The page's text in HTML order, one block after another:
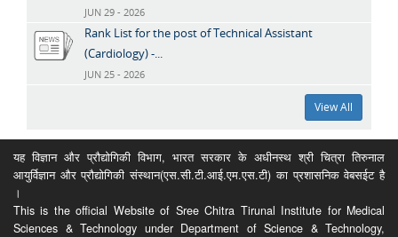
JUN 29 - 2026
Rank List for the post of Technical Assistant
(Cardiology) -...
JUN 25 - 2026
View All
यह विज्ञान और प्रौद्योगिकी विभाग, भारत सरकार के अधीनस्थ श्री चित्रा तिरुनाल
आयुर्विज्ञान और प्रौद्योगिकी संस्थान(एस.सी.टी.आई.एम.एस.टी) का प्रशासनिक वेबसईट है
।
This is the official Website of Sree Chitra Tirunal Institute for Medical
Sciences & Technology under Department of Science & Technology,